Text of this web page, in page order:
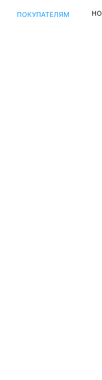
НОВОСТИ И АКЦИИ